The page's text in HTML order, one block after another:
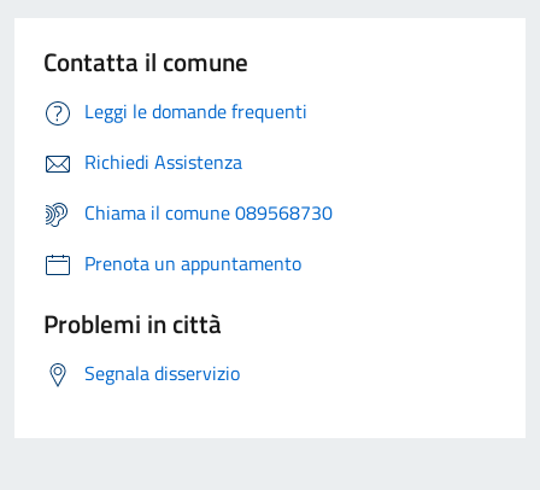
Contatta il comune
Leggi le domande frequenti
Richiedi Assistenza
Chiama il comune 089568730
Prenota un appuntamento
Problemi in città
Segnala disservizio